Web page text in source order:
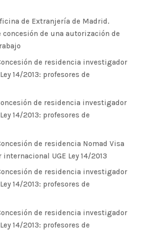
de Extranjería de Madrid.
concesión de una autorización de
de residencia investigador
14/2013: profesores de
de residencia investigador
14/2013: profesores de
de residencia Nomad Visa
UGE Ley 14/2013
de residencia investigador
14/2013: profesores de
de residencia investigador
14/2013: profesores de